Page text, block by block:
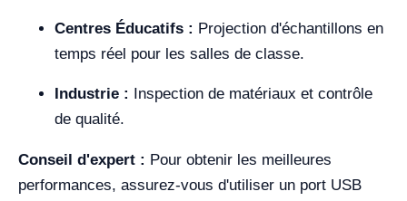
Centres Éducatifs : Projection d'échantillons en
temps réel pour les salles de classe.
Industrie : Inspection de matériaux et contrôle
de qualité.
Conseil d'expert : Pour obtenir les meilleures
performances, assurez-vous d'utiliser un port USB